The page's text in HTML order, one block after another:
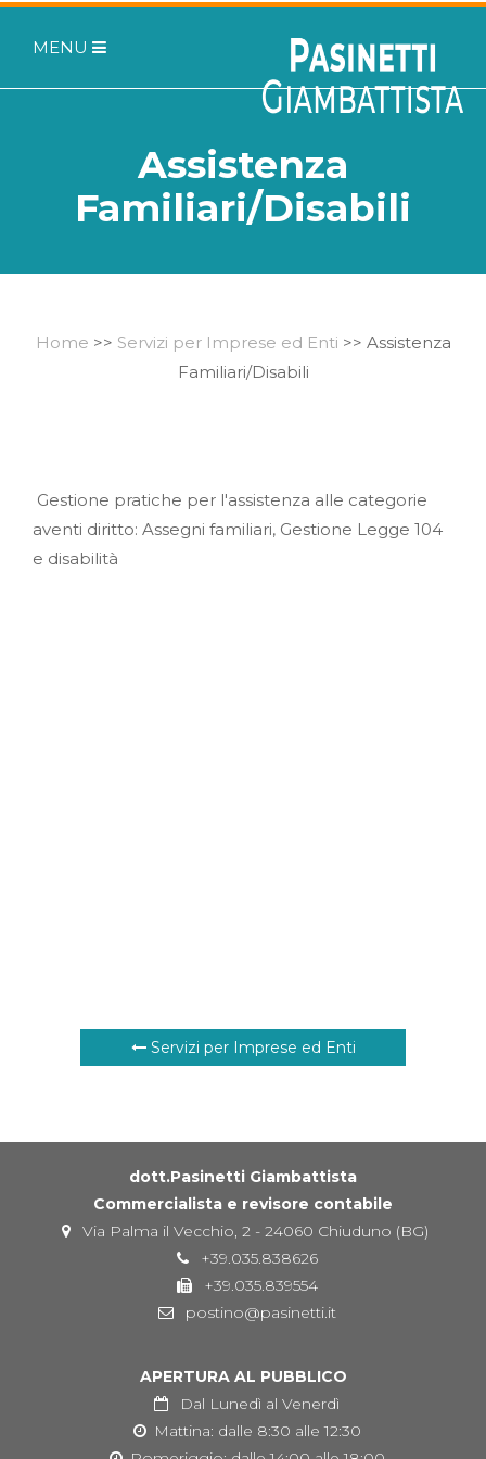
MENU
Assistenza
Familiari/Disabili
Home >> Servizi per Imprese ed Enti >> Assistenza
Familiari/Disabili
Gestione pratiche per l'assistenza alle categorie
aventi diritto: Assegni familiari, Gestione Legge 104
e disabilità
Servizi per Imprese ed Enti
dott.Pasinetti Giambattista
Commercialista e revisore contabile
Via Palma il Vecchio, 2 - 24060 Chiuduno (BG)
+39.035.838626
+39.035.839554
postino@pasinetti.it
APERTURA AL PUBBLICO
Dal Lunedì al Venerdì
Mattina: dalle 8:30 alle 12:30